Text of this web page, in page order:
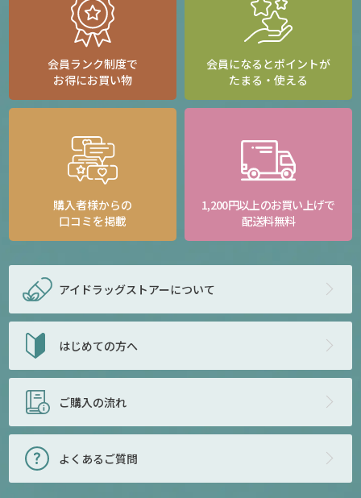
会員ランク制度で
お得にお買い物
会員になるとポイントが
たまる・使える
購入者様からの
口コミを掲載
1,200円以上のお買い上げで
配送料無料
アイドラッグストアーについて
はじめての方へ
ご購入の流れ
よくあるご質問